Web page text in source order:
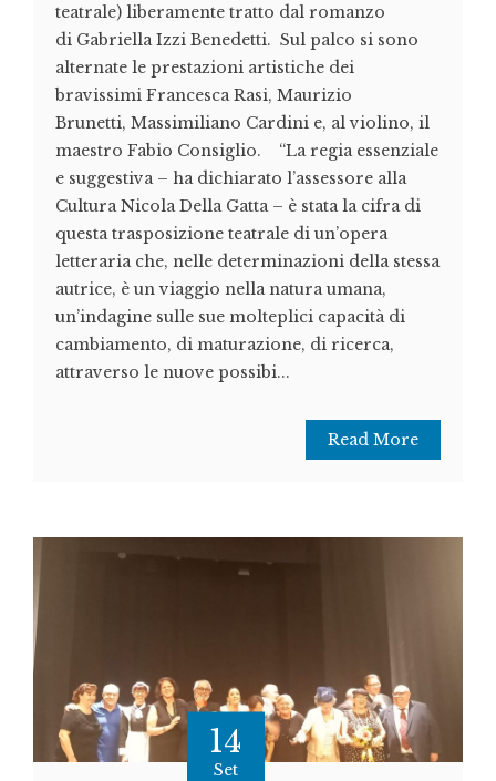
teatrale) liberamente tratto dal romanzo
di Gabriella Izzi Benedetti. Sul palco si sono
alternate le prestazioni artistiche dei
bravissimi Francesca Rasi, Maurizio
Brunetti, Massimiliano Cardini e, al violino, il
maestro Fabio Consiglio. “La regia essenziale
e suggestiva – ha dichiarato l’assessore alla
Cultura Nicola Della Gatta – è stata la cifra di
questa trasposizione teatrale di un’opera
letteraria che, nelle determinazioni della stessa
autrice, è un viaggio nella natura umana,
un’indagine sulle sue molteplici capacità di
cambiamento, di maturazione, di ricerca,
attraverso le nuove possibi...
Read More
14
Set